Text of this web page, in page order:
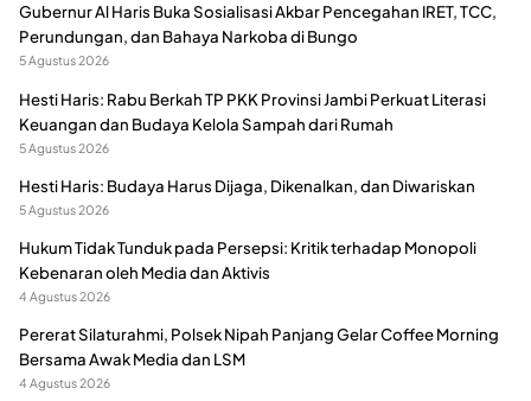
Gubernur Al Haris Buka Sosialisasi Akbar Pencegahan IRET, TCC,
Perundungan, dan Bahaya Narkoba di Bungo
5 Agustus 2026
Hesti Haris: Rabu Berkah TP PKK Provinsi Jambi Perkuat Literasi
Keuangan dan Budaya Kelola Sampah dari Rumah
5 Agustus 2026
Hesti Haris: Budaya Harus Dijaga, Dikenalkan, dan Diwariskan
5 Agustus 2026
Hukum Tidak Tunduk pada Persepsi: Kritik terhadap Monopoli
Kebenaran oleh Media dan Aktivis
4 Agustus 2026
Pererat Silaturahmi, Polsek Nipah Panjang Gelar Coffee Morning
Bersama Awak Media dan LSM
4 Agustus 2026